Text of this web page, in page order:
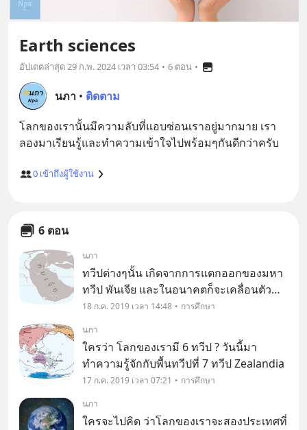
Earth sciences
อัปเดตล่าสุด29 ก.พ. 2024 เวลา 03:54 • 6 ตอน •
นภา • ติดตาม
โลกของเรานั้นมีความลับที่แอบซ่อนเราอยู่มากมาย เรา
0 เข้าถึงผู้ใช้งาน
6 ตอน
นภา
ทวีปต่างๆนั้น เกิดจากการแตกออกของมหา
ทวีป พันเจีย และในอนาคตก็จะเคลื่อนตัว
กลับไปรวมกันอีกครั้ง ?
18 ก.ค. 2019 เวลา 14:48
การศึกษา
นภา
ใครว่า โลกของเรามี 6 ทวีป ? วันนี้มา
ทำความรู้จักกับพื้นทวีปที่ 7 ทวีป Zealandia
17 ก.ค. 2019 เวลา 07:21
การศึกษา
นภา
ใครจะไปคิด ว่าโลกของเราจะสองประเทศที่